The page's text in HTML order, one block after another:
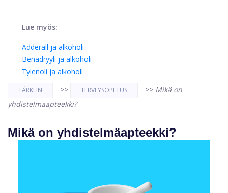
Lue myös:
Adderall ja alkoholi
Benadryyli ja alkoholi
Tylenoli ja alkoholi
TÄRKEIN >> TERVEYSOPETUS >> Mikä on
yhdistelmäapteekki?
Mikä on yhdistelmäapteekki?